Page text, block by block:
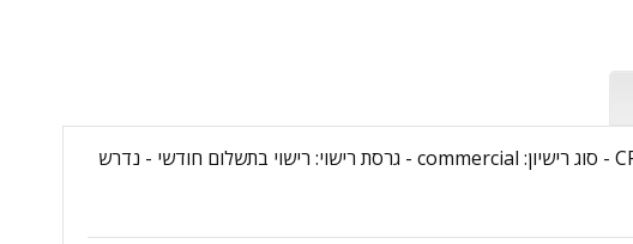
שם מוצר: Microsoft Defender for Cloud Apps - 1 Month Subscription - מקט יצרן: CFQ7TTC0LHRR:0001M - סוג רישיון: commercial - גרסת רישוי: רישוי בתשלום חודשי - נדרש